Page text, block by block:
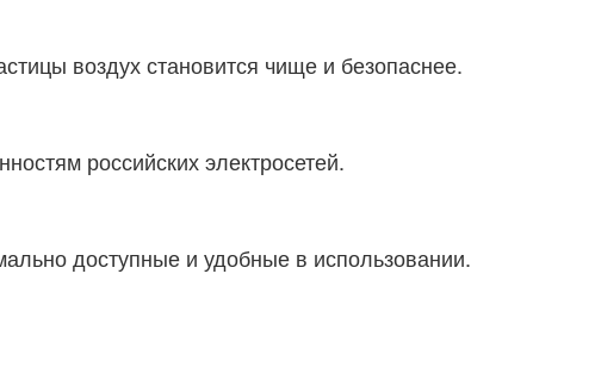
воздух становится чище и безопаснее.
российских электросетей.
доступные и удобные в использовании.